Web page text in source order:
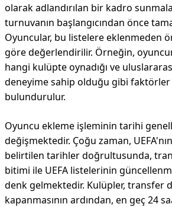
olarak adlandırılan bir kadro
turnuvanın başlangıcından önce
Oyuncular, bu listelere eklenmeden
göre değerlendirilir. Örneğin,
hangi kulüpte oynadığı ve
deneyime sahip olduğu gibi
bulundurulur.
Oyuncu ekleme işleminin tarihi
değişmektedir. Çoğu zaman,
belirtilen tarihler doğrultusunda,
bitimi ile UEFA listelerinin
denk gelmektedir. Kulüpler, transfer
kapanmasının ardından, en geç 24